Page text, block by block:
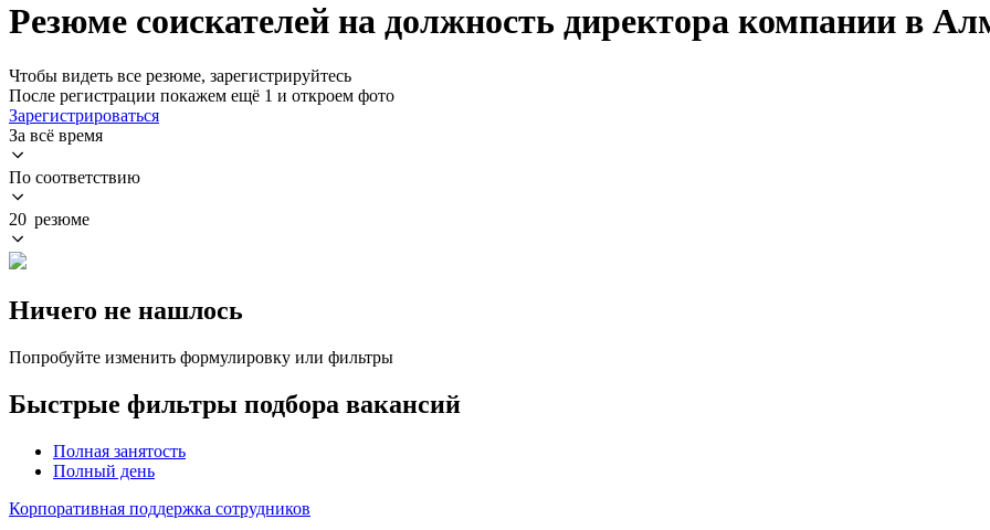
Резюме соискателей на должность директора компании в
Чтобы видеть все резюме, зарегистрируйтесь
После регистрации покажем ещё 1 и откроем фото
Зарегистрироваться
За всё время
По соответствию
20 резюме
Ничего не нашлось
Попробуйте изменить формулировку или фильтры
Быстрые фильтры подбора вакансий
Полная занятость
Полный день
Корпоративная поддержка сотрудников